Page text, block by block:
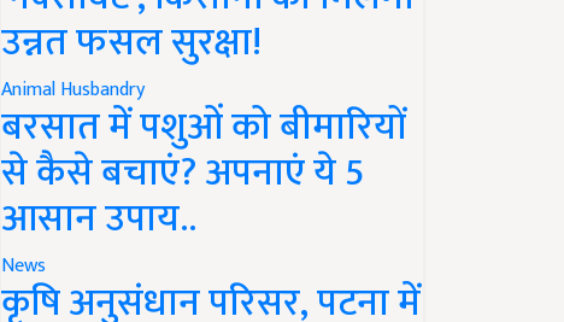
उन्नत फसल सुरक्षा!
Animal Husbandry
बरसात में पशुओं को बीमारियों
से कैसे बचाएं? अपनाएं ये 5
आसान उपाय..
News
कृषि अनुसंधान परिसर, पटना में